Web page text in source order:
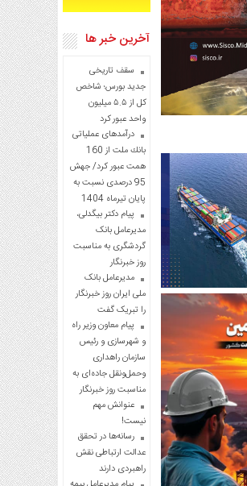
آخرین خبر ها
سقف تاریخی
جدید بورس؛ شاخص
کل از ۵.۵ میلیون
واحد عبور کرد
درآمدهای عملیاتی
بانك ملت از 160
همت عبور كرد/ جهش
95 درصدی نسبت به
پایان تیرماه 1404
پیام دکتر بیگدلی،
مدیرعامل بانک
گردشگری به مناسبت
روز خبرنگار
مدیرعامل بانک
ملی ایران روز خبرنگار
را تبریک گفت
پیام معاون وزیر راه
و شهرسازی و رئیس
سازمان راهداری
وحمل‌ونقل جاده‌ای به
مناسبت روز خبرنگار
عنوانش مهم
نیست!
رسانه‌ها در تحقق
عدالت ارتباطی نقش
راهبردی دارند